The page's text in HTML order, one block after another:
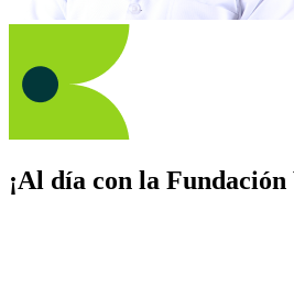
¡Al día con la